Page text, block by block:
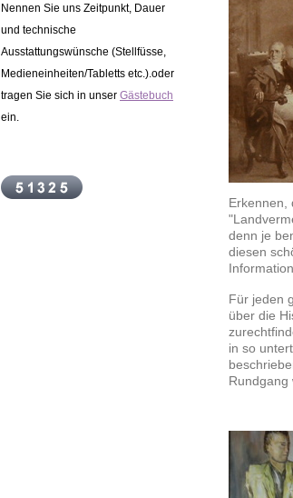
Erkennen,
denn je
diesen
Für jeden
über die
in so
Rundgang
Nennen Sie uns Zeitpunkt, Dauer
und technische
Ausstattungswünsche (Stellfüsse,
Medieneinheiten/Tabletts etc.).oder
tragen Sie sich in unser Gästebuch
ein.